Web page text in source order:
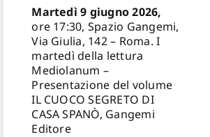
Martedì 9 giugno 2026,
ore 17:30, Spazio Gangemi,
Via Giulia, 142 – Roma. I
martedì della lettura
Mediolanum –
Presentazione del volume
IL CUOCO SEGRETO DI
CASA SPANÒ, Gangemi
Editore